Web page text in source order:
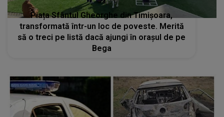
Piața Sfântul Gheorghe din Timișoara,
transformată într-un loc de poveste. Merită
să o treci pe listă dacă ajungi în orașul de pe
Bega